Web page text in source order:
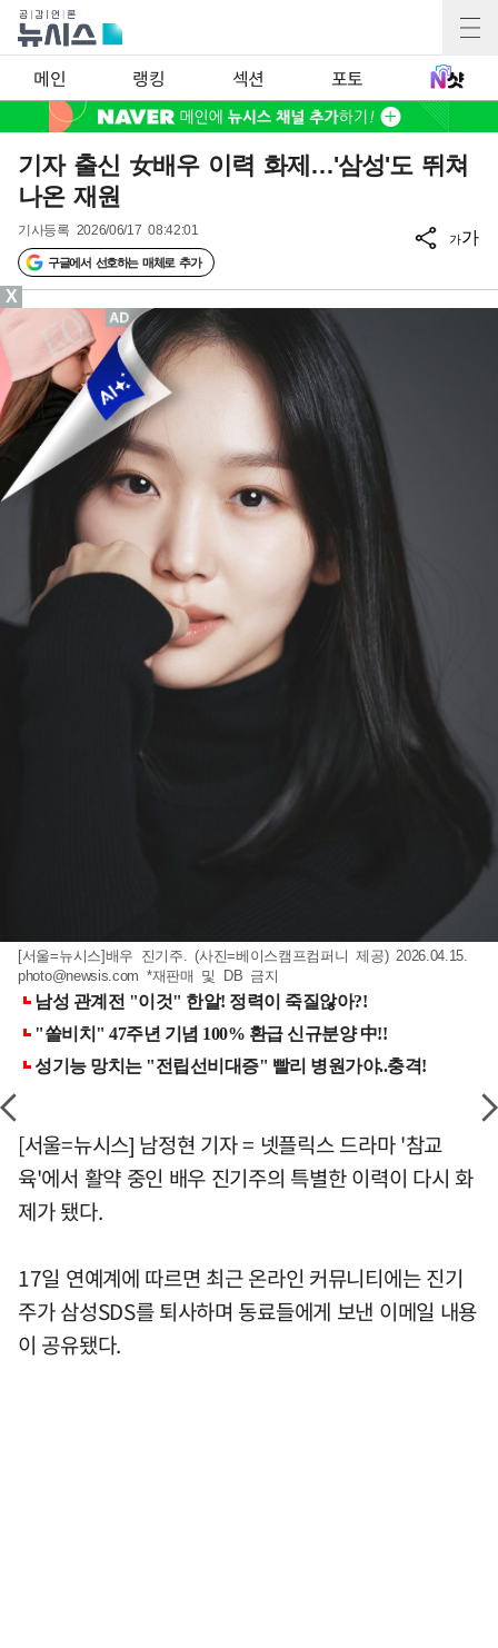
메인 랭킹 섹션 포토
기자 출신 女배우 이력 화제…'삼성'도 뛰쳐
나온 재원
기사등록 2026/06/17 08:42:01
구글에서 선호하는 매체로 추가
가가
[서울=뉴시스]배우 진기주. (사진=베이스캠프컴퍼니 제공) 2026.04.15.
photo@newsis.com *재판매 및 DB 금지
[서울=뉴시스] 남정현 기자 = 넷플릭스 드라마 '참교
육'에서 활약 중인 배우 진기주의 특별한 이력이 다시 화
제가 됐다.
17일 연예계에 따르면 최근 온라인 커뮤니티에는 진기
주가 삼성SDS를 퇴사하며 동료들에게 보낸 이메일 내용
이 공유됐다.
X